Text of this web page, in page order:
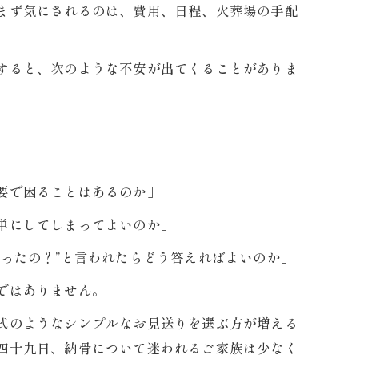
ず気にされるのは、費用、日程、火葬場の手配
と、次のような不安が出てくることがありま
で困ることはあるのか」
にしてしまってよいのか」
たの？”と言われたらどう答えればよいのか」
ありません。
ようなシンプルなお見送りを選ぶ方が増える
九日、納骨について迷われるご家族は少なく